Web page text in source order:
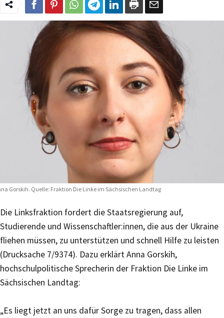
Gorskih. Quelle: Fraktion Die Linke im Sächsischen Landtag
Die Linksfraktion fordert die Staatsregierung auf,
Studierende und Wissenschaftler:innen, die aus der Ukraine
fliehen müssen, zu unterstützen und schnell Hilfe zu leisten
(Drucksache 7/9374). Dazu erklärt Anna Gorskih,
hochschulpolitische Sprecherin der Fraktion Die Linke im
Sächsischen Landtag:
„Es liegt jetzt an uns dafür Sorge zu tragen, dass allen